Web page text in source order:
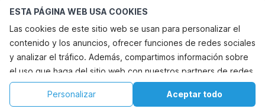
ESTA PÁGINA WEB USA COOKIES
Las cookies de este sitio web se usan para personalizar el
contenido y los anuncios, ofrecer funciones de redes sociales
y analizar el tráfico. Además, compartimos información sobre
el uso que haga del sitio web con nuestros partners de redes
sociales, publicidad y análisis web, quienes pueden
combinarla con otra información que les haya proporcionado
Aceptar todo
Personalizar
Destinos más populares para vacaciones
Ciudades con los mejores servicios para vacaciones
Vacaciones con perro - Alquileres vacacionales que aceptan
Casa de vacaciones con jardín sint-laureins
Casa de vacaciones con jardín assenede
Servicios populares para vacaciones en Anzegem
Alquileres vacacionales para familias con niños
Casa de vacaciones junto al lago
Ciudades populares para vacaciones en Flandes-oriental
Inicio Lista de deseos Reservas Cuenta